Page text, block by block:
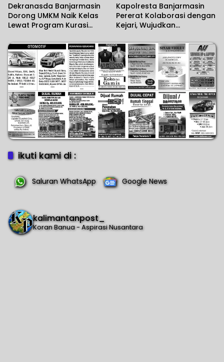
Dekranasda Banjarmasin
Dorong UMKM Naik Kelas
Lewat Program Kurasi
Kapolresta Banjarmasin
Pererat Kolaborasi dengan
Kejari, Wujudkan
Solid
ikuti kami di :
Saluran WhatsApp Google News
kalimantanpost_
Koran Banua - Aspirasi Nusantara